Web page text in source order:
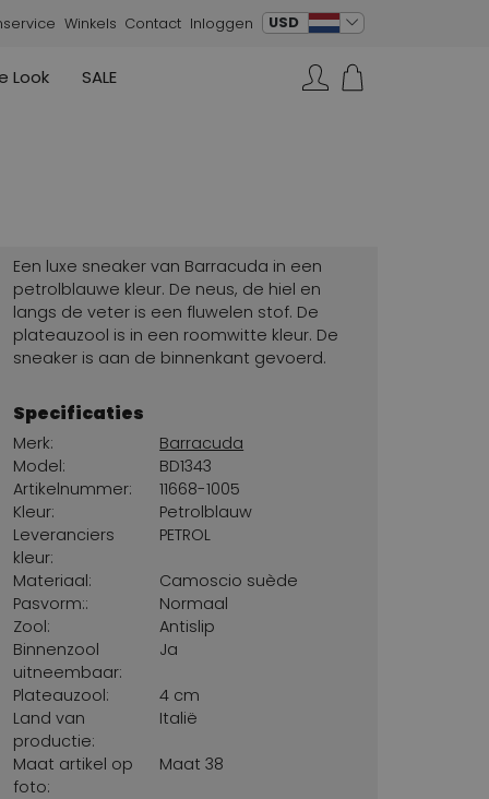
Winkels Contact Inloggen USD verander taal
AGL
Look
SALE
Marc Cain
Een luxe sneaker van Barracuda in een
petrolblauwe kleur. De neus, de hiel en
langs de veter is een fluwelen stof. De
plateauzool is in een roomwitte kleur. De
sneaker is aan de binnenkant gevoerd.
Specificaties
Merk:
Barracuda
Model:
BD1343
Artikelnummer:
11668-1005
Kleur:
Petrolblauw
Leveranciers
kleur:
PETROL
Materiaal:
Camoscio suède
Pasvorm::
Normaal
Zool:
Antislip
Binnenzool
uitneembaar:
Ja
Plateauzool:
4 cm
Land van
productie:
Italië
Maat artikel op
foto:
Maat 38